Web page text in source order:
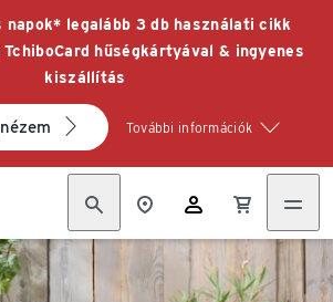
legalább 3 db használati cikk
hűségkártyával & ingyenes
kiszállítás
További információk